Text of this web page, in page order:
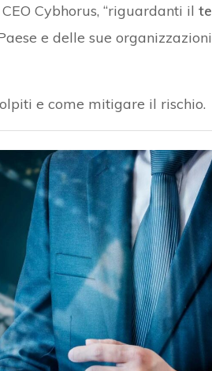
Cybhorus, “riguardanti il
e delle sue
e come mitigare il rischio.